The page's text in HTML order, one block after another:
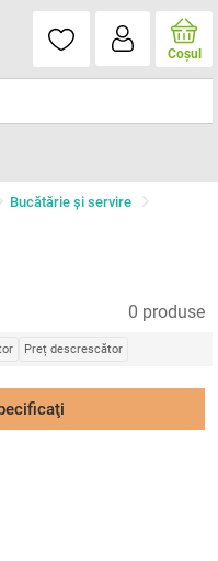
Coşul
Bucătărie și servire
0 produse
Preț descrescător